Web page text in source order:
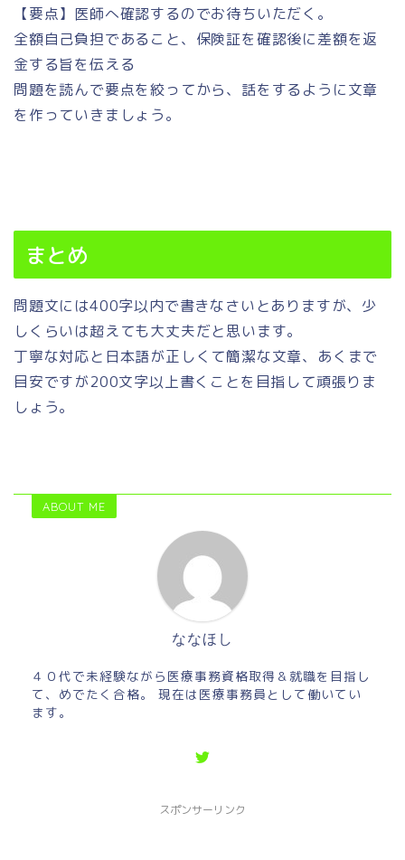
【要点】医師へ確認するのでお待ちいただく。
全額自己負担であること、保険証を確認後に差額を返
金する旨を伝える
問題を読んで要点を絞ってから、話をするように文章
を作っていきましょう。
まとめ
問題文には400字以内で書きなさいとありますが、少
しくらいは超えても大丈夫だと思います。
丁寧な対応と日本語が正しくて簡潔な文章、あくまで
目安ですが200文字以上書くことを目指して頑張りま
しょう。
ABOUT ME
ななほし
４０代で未経験ながら医療事務資格取得＆就職を目指し
て、めでたく合格。 現在は医療事務員として働いてい
ます。
スポンサーリンク